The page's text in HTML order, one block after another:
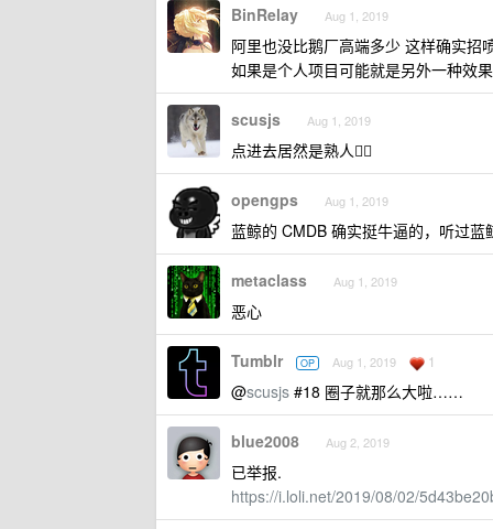
BinRelay Aug 1, 2019
阿里也没比鹅厂高端多少 这样确实招
如果是个人项目可能就是另外一种效
scusjs Aug 1, 2019
点进去居然是熟人🤦‍♂️
opengps Aug 1, 2019
蓝鲸的 CMDB 确实挺牛逼的，听过蓝
metaclass Aug 1, 2019
恶心
Tumblr OP Aug 1, 2019 1
@scusjs #18 圈子就那么大啦……
blue2008 Aug 2, 2019
已举报.
https://i.loli.net/2019/08/02/